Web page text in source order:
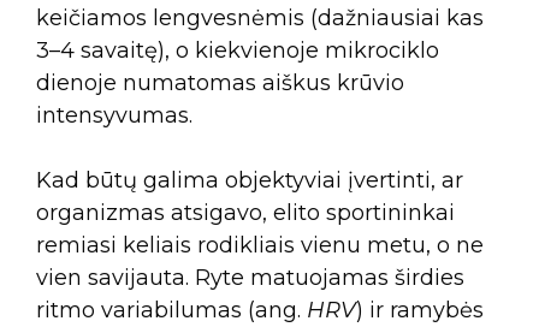
keičiamos lengvesnėmis (dažniausiai kas
3–4 savaitę), o kiekvienoje mikrociklo
dienoje numatomas aiškus krūvio
intensyvumas.
Kad būtų galima objektyviai įvertinti, ar
organizmas atsigavo, elito sportininkai
remiasi keliais rodikliais vienu metu, o ne
vien savijauta. Ryte matuojamas širdies
ritmo variabilumas (ang. HRV) ir ramybės